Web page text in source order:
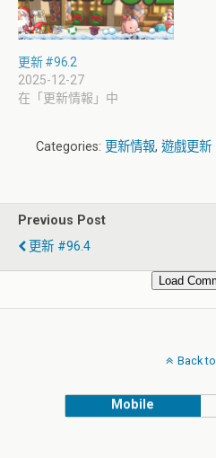
更新 #96.2
2025-12-27
在「更新情報」中
Categories: 更新情報, 遊戲更新
Previous Post
更新 #96.4
Load
Back
Mobile